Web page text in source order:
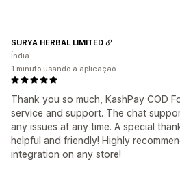
Thank you so much, KashPay COD
service and support. The chat
any issues at any time. A special
helpful and friendly! Highly
integration on any store!
SURYA HERBAL LIMITED
Índia
1 minuto usando a aplicação